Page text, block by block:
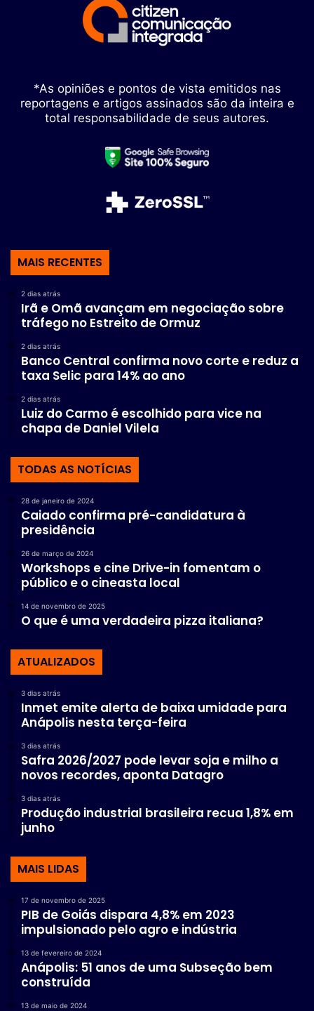
*As opiniões e pontos de vista emitidos nas
reportagens e artigos assinados são da inteira e
total responsabilidade de seus autores.
MAIS RECENTES
2 dias atrás
Irã e Omã avançam em negociação sobre
tráfego no Estreito de Ormuz
2 dias atrás
Banco Central confirma novo corte e reduz a
taxa Selic para 14% ao ano
2 dias atrás
Luiz do Carmo é escolhido para vice na
chapa de Daniel Vilela
TODAS AS NOTÍCIAS
28 de janeiro de 2024
Caiado confirma pré-candidatura à
presidência
26 de março de 2024
Workshops e cine Drive-in fomentam o
público e o cineasta local
14 de novembro de 2025
O que é uma verdadeira pizza italiana?
ATUALIZADOS
3 dias atrás
Inmet emite alerta de baixa umidade para
Anápolis nesta terça-feira
3 dias atrás
Safra 2026/2027 pode levar soja e milho a
novos recordes, aponta Datagro
3 dias atrás
Produção industrial brasileira recua 1,8% em
junho
MAIS LIDAS
17 de novembro de 2025
PIB de Goiás dispara 4,8% em 2023
impulsionado pelo agro e indústria
13 de fevereiro de 2024
Anápolis: 51 anos de uma Subseção bem
construída
13 de maio de 2024